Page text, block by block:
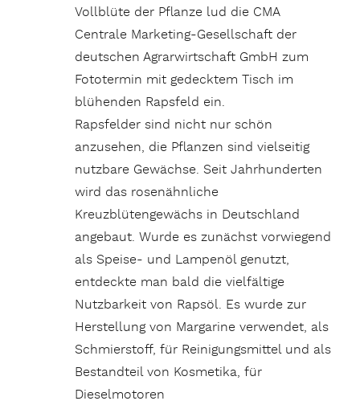
Vollblüte der Pflanze lud die CMA
Centrale Marketing-Gesellschaft der
deutschen Agrarwirtschaft GmbH zum
Fototermin mit gedecktem Tisch im
blühenden Rapsfeld ein.
Rapsfelder sind nicht nur schön
anzusehen, die Pflanzen sind vielseitig
nutzbare Gewächse. Seit Jahrhunderten
wird das rosenähnliche
Kreuzblütengewächs in Deutschland
angebaut. Wurde es zunächst vorwiegend
als Speise- und Lampenöl genutzt,
entdeckte man bald die vielfältige
Nutzbarkeit von Rapsöl. Es wurde zur
Herstellung von Margarine verwendet, als
Schmierstoff, für Reinigungsmittel und als
Bestandteil von Kosmetika, für
Dieselmotoren